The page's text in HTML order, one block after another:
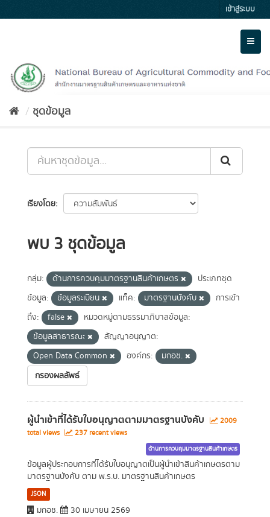
to
เข้าสู่ระบบ
ชุดข้อมูล
เรียงโดย
พบ 3 ชุดข้อมูล
กลุ่ม: ด้านการควบคุมมาตรฐานสินค้าเกษตร
ประเภทชุด
ข้อมูล:
ข้อมูลระเบียน แท็ค: มาตรฐานบังคับ
การเข้า
ถึง:
false
หมวดหมู่ตามธรรมาภิบาลข้อมูล:
ข้อมูลสาธารณะ
สัญญาอนุญาต:
Open Data Common
องค์กร:
มกอช.
กรองผลลัพธ์
ผู้นำเข้าที่ได้รับใบอนุญาตตามมาตรฐานบังคับ
2009
total views
237 recent views
ด้านการควบคุมมาตรฐานสินค้าเกษตร
ข้อมูลผู้ประกอบการที่ได้รับใบอนุญาตเป็นผู้นำเข้าสินค้าเกษตรตาม
มาตรฐานบังคับ ตาม พ.ร.บ. มาตรฐานสินค้าเกษตร
JSON
มกอช. 30 เมษายน 2569